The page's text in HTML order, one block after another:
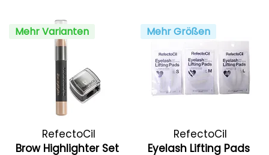
Mehr Varianten
RefectoCil
Brow Highlighter Set
Mehr Größen
RefectoCil
Eyelash Lifting Pads